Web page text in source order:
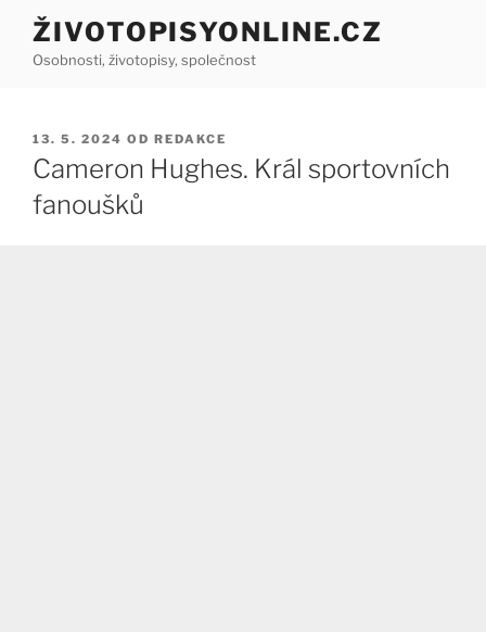
Přejít
obsahu
ŽIVOTOPISYONLINE.CZ
Osobnosti, životopisy, společnost
PUBLIKOVÁNO
13. 5. 2024 OD REDAKCE
Cameron Hughes. Král sportovních
fanoušků